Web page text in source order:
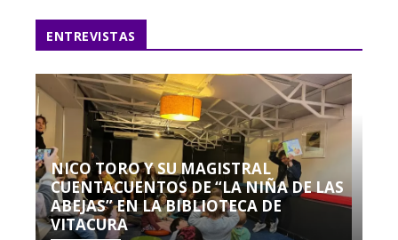
ENTREVISTAS
NICO TORO Y SU MAGISTRAL
CUENTACUENTOS DE “LA NIÑA DE LAS
ABEJAS” EN LA BIBLIOTECA DE
VITACURA